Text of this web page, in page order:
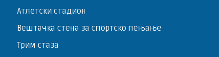
Атлетски стадион
Вештачка стена за спортско пењање
Трим стаза